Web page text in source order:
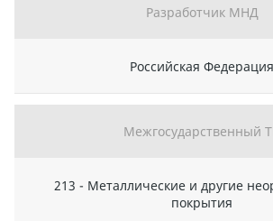
Разработчик МНД
Российская Федерация
Межгосударственный
213 - Металлические и другие
покрытия